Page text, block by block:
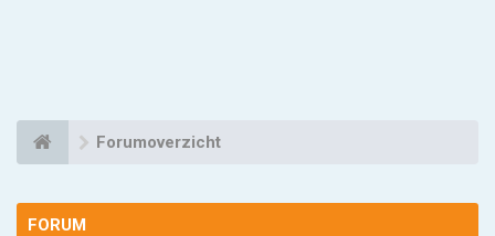
Forumoverzicht
FORUM